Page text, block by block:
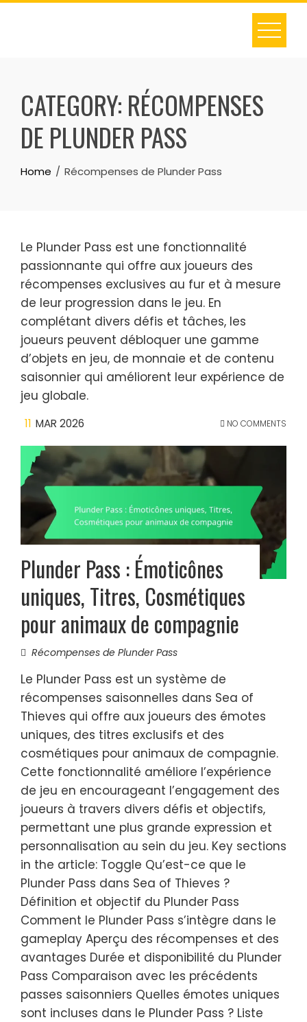
Skip
CATEGORY: RÉCOMPENSES
DE PLUNDER PASS
Home Récompenses de Plunder Pass
Le Plunder Pass est une fonctionnalité
passionnante qui offre aux joueurs des
récompenses exclusives au fur et à mesure
de leur progression dans le jeu. En
complétant divers défis et tâches, les
joueurs peuvent débloquer une gamme
d’objets en jeu, de monnaie et de contenu
saisonnier qui améliorent leur expérience de
jeu globale.
11 MAR 2026 NO COMMENTS
Plunder Pass : Émoticônes
uniques, Titres, Cosmétiques
pour animaux de compagnie
Récompenses de Plunder Pass
Le Plunder Pass est un système de
récompenses saisonnelles dans Sea of
Thieves qui offre aux joueurs des émotes
uniques, des titres exclusifs et des
cosmétiques pour animaux de compagnie.
Cette fonctionnalité améliore l’expérience
de jeu en encourageant l’engagement des
joueurs à travers divers défis et objectifs,
permettant une plus grande expression et
personnalisation au sein du jeu. Key sections
in the article: Toggle Qu’est-ce que le
Plunder Pass dans Sea of Thieves ?
Définition et objectif du Plunder Pass
Comment le Plunder Pass s’intègre dans le
gameplay Aperçu des récompenses et des
avantages Durée et disponibilité du Plunder
Pass Comparaison avec les précédents
passes saisonniers Quelles émotes uniques
sont incluses dans le Plunder Pass ? Liste